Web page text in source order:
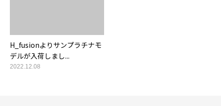
H_fusionよりサンプラチナモ
デルが入荷しまし...
2022.12.08